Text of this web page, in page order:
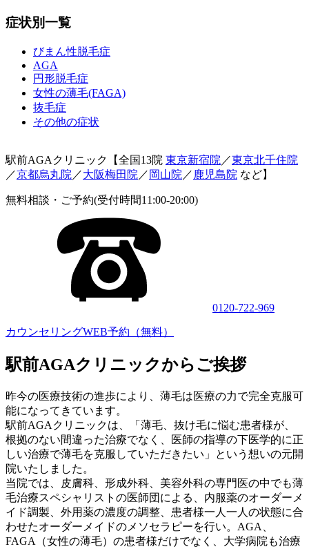
症状別一覧
びまん性脱毛症
AGA
円形脱毛症
女性の薄毛(FAGA)
抜毛症
その他の症状
駅前AGAクリニック【全国13院 東京新宿院 ／東京北千住院
／京都烏丸院 ／大阪梅田院 ／ 岡山院 ／ 鹿児島院 など】
無料相談・ご予約(受付時間11:00-20:00)
0120-722-969
カウンセリングWEB予約（無料）
駅前AGAクリニックからご挨拶
昨今の医療技術の進歩により、薄毛は医療の力で完全克服可
能になってきています。
駅前AGAクリニックは、「薄毛、抜け毛に悩む患者様が、
根拠のない間違った治療でなく、医師の指導の下医学的に正
しい治療で薄毛を克服していただきたい」という想いの元開
院いたしました。
当院では、皮膚科、形成外科、美容外科の専門医の中でも薄
毛治療スペシャリストの医師団による、内服薬のオーダーメ
イド調製、外用薬の濃度の調整、患者様一人一人の状態に合
わせたオーダーメイドのメソセラピーを行い。AGA、
FAGA（女性の薄毛）の患者様だけでなく、大学病院も治療